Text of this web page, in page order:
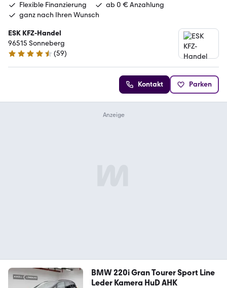
Flexible Finanzierung
ab 0 € Anzahlung
ganz nach Ihren Wunsch
ESK KFZ-Handel
96515 Sonneberg
4.7 Sterne
(59)
Kontakt Parken
BMW 220i Gran Tourer Sport Line
Leder Kamera HuD AHK